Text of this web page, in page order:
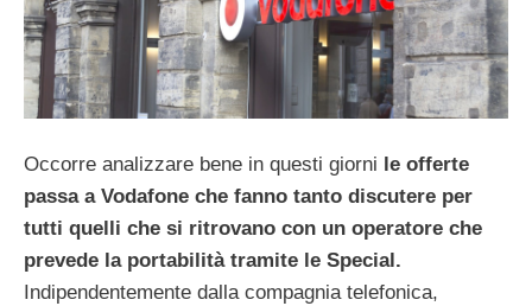
Occorre analizzare bene in questi giorni le offerte
passa a Vodafone che fanno tanto discutere per
tutti quelli che si ritrovano con un operatore che
prevede la portabilità tramite le Special.
Indipendentemente dalla compagnia telefonica,